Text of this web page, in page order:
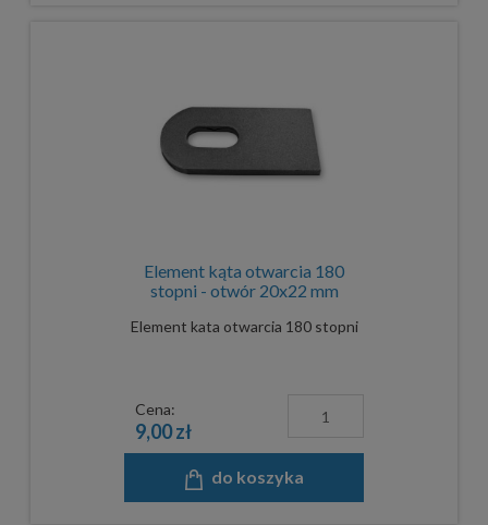
Element kąta otwarcia 180
stopni - otwór 20x22 mm
Element kata otwarcia 180 stopni
Cena:
9,00 zł
do koszyka